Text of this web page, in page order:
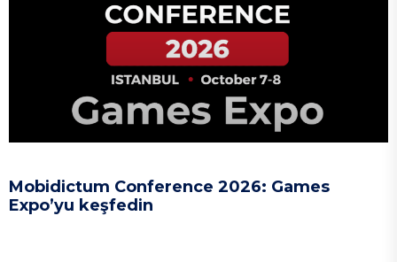
Mobidictum Conference 2026: Games
Expo’yu keşfedin